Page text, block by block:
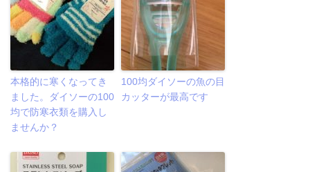
本格的に寒くなってき
ました。ダイソーの100
均で防寒衣類を購入し
ませんか？
100均ダイソーの魚の目
カッターが最高です